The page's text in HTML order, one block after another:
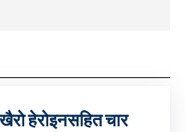
हेरोइनसहित चार